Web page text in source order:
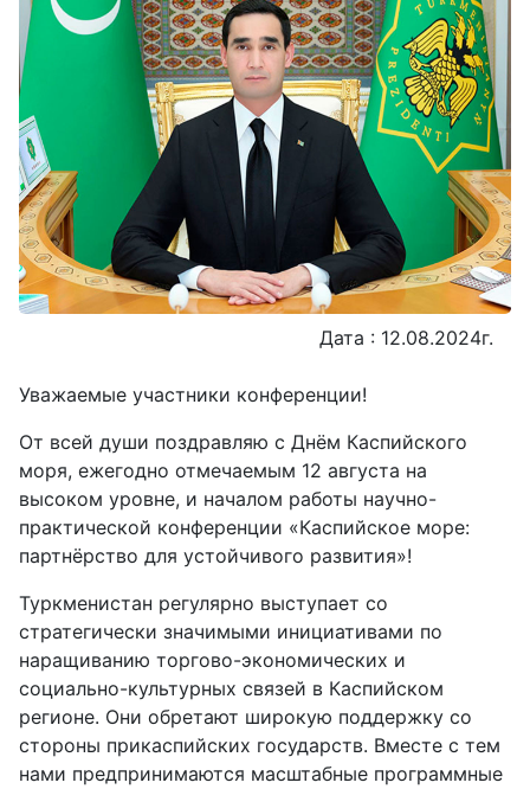
Дата : 12.08.2024г.
Уважаемые участники конференции!
От всей души поздравляю с Днём Каспийского
моря, ежегодно отмечаемым 12 августа на
высоком уровне, и началом работы научно-
практической конференции «Кас­пийское море:
партнёрство для устойчивого развития»!
Туркменистан регулярно выступает со
стратегически значимыми инициативами по
наращиванию торгово-экономических и
социально-культурных связей в Каспийском
регионе. Они обретают широкую поддержку со
стороны прикаспийских государств. Вместе с тем
нами предпринимаются масштабные программные